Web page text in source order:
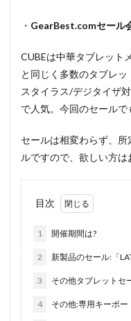
・ GearBest.comセール
CUBEは中華タブレット
と同じく多数のタブレ
スタイラス/デジタイザ
で人気。今回のセールで
セールは相変わらず、
ルですので、欲しい方は
目次
1 開催期間は?
2 新製品のセール:「
3 その他タブレットセ
4 その他:専用キーボ